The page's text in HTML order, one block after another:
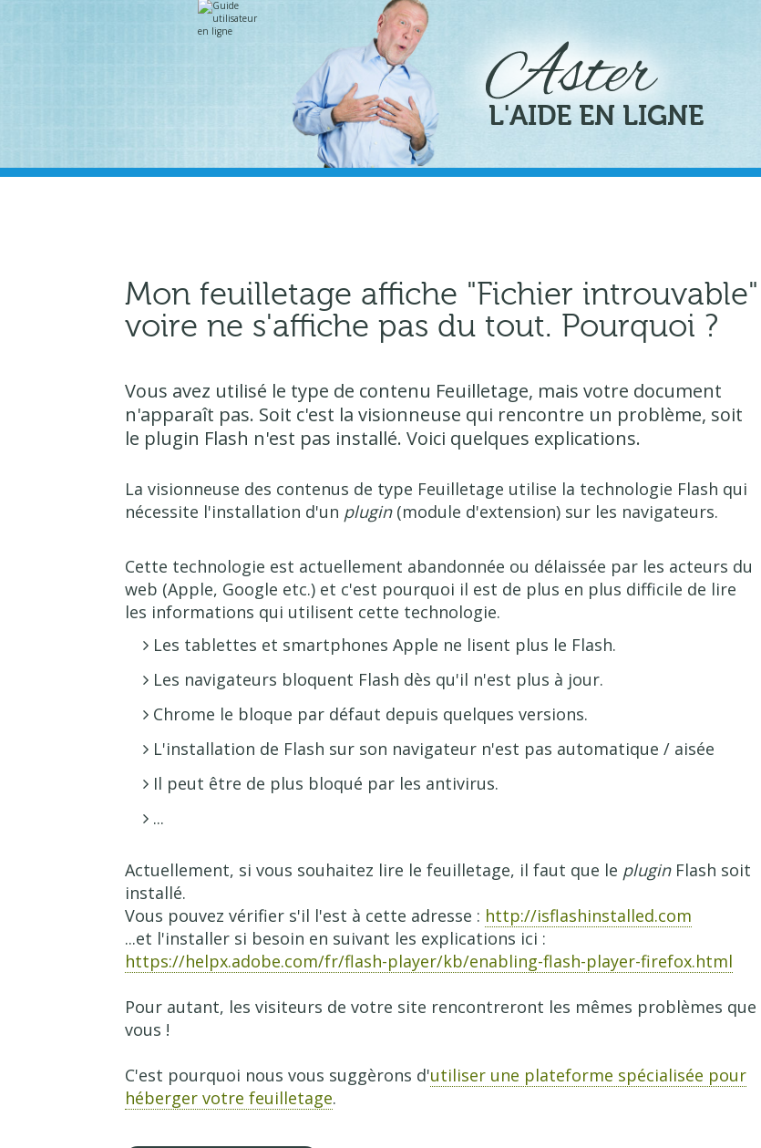
Aller
contenu.
Outils
personnels
L'AIDE EN LIGNE
Mon feuilletage affiche "Fichier introuvable"
voire ne s'affiche pas du tout. Pourquoi ?
Vous avez utilisé le type de contenu Feuilletage, mais votre document
n'apparaît pas. Soit c'est la visionneuse qui rencontre un problème, soit
le plugin Flash n'est pas installé. Voici quelques explications.
La visionneuse des contenus de type Feuilletage utilise la technologie Flash qui
nécessite l'installation d'un plugin (module d'extension) sur les navigateurs.
Cette technologie est actuellement abandonnée ou délaissée par les acteurs du
web (Apple, Google etc.) et c'est pourquoi il est de plus en plus difficile de lire
les informations qui utilisent cette technologie.
Les tablettes et smartphones Apple ne lisent plus le Flash.
Les navigateurs bloquent Flash dès qu'il n'est plus à jour.
Chrome le bloque par défaut depuis quelques versions.
L'installation de Flash sur son navigateur n'est pas automatique / aisée
Il peut être de plus bloqué par les antivirus.
...
Actuellement, si vous souhaitez lire le feuilletage, il faut que le plugin Flash soit
installé.
Vous pouvez vérifier s'il l'est à cette adresse : http://isflashinstalled.com
...et l'installer si besoin en suivant les explications ici :
https://helpx.adobe.com/fr/flash-player/kb/enabling-flash-player-firefox.html
Pour autant, les visiteurs de votre site rencontreront les mêmes problèmes que
vous !
C'est pourquoi nous vous suggèrons d'utiliser une plateforme spécialisée pour
héberger votre feuilletage.